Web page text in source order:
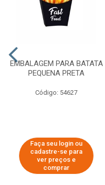
EMBALAGEM PARA BATATA
PEQUENA PRETA
Código: 54627
Faça seu login ou
cadastre-se para
ver preços e
comprar